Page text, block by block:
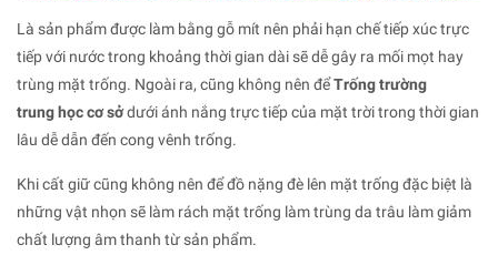
Là sản phẩm được làm bằng gỗ mít nên phải hạn chế tiếp xúc trực
tiếp với nước trong khoảng thời gian dài sẽ dễ gây ra mối mọt hay
trùng mặt trống. Ngoài ra, cũng không nên đểTrống trường
trung học cơ sởdưới ánh nắng trực tiếp của mặt trời trong thời gian
lâu dễ dẫn đến cong vênh trống.
Khi cất giữ cũng không nên để đồ nặng đè lên mặt trống đặc biệt là
những vật nhọn sẽ làm rách mặt trống làm trùng da trâu làm giảm
chất lượng âm thanh từ sản phẩm.